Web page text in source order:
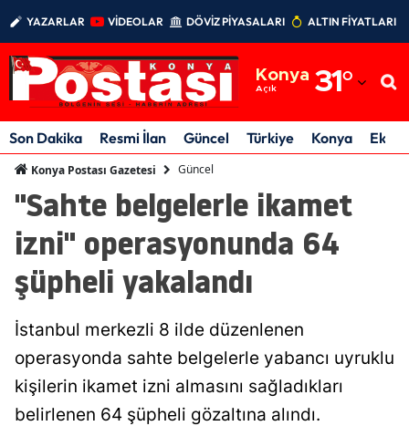
YAZARLAR VİDEOLAR DÖVİZ PİYASALARI ALTIN FİYATLARI
Konya
Açık 31°
Adıyaman
Afyonkarahisar
Amasya
Ankara
Aydın
Balıkesir
Son Dakika Resmi İlan Güncel Türkiye Konya
Konya Postası Gazetesi Güncel
"Sahte belgelerle ikamet
izni" operasyonunda 64
şüpheli yakalandı
İstanbul merkezli 8 ilde düzenlenen
operasyonda sahte belgelerle yabancı uyruklu
kişilerin ikamet izni almasını sağladıkları
belirlenen 64 şüpheli gözaltına alındı.